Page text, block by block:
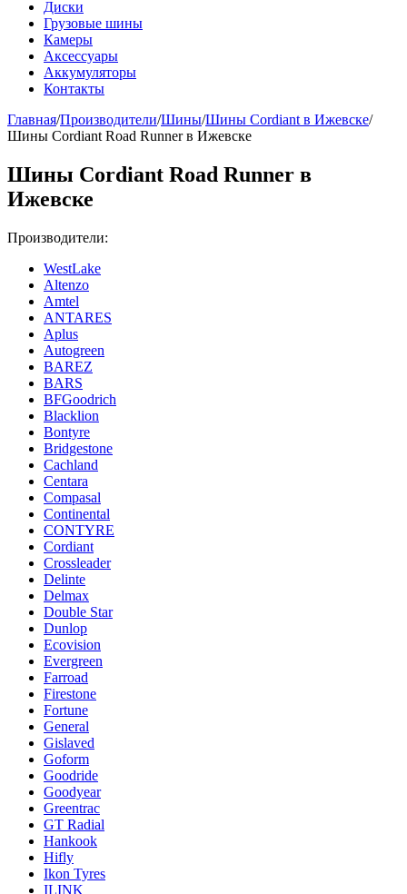
Диски
Грузовые шины
Камеры
Аксессуары
Аккумуляторы
Контакты
Главная/Производители/Шины/Шины Cordiant в Ижевске/
Шины Cordiant Road Runner в Ижевске
Шины Cordiant Road Runner в
Ижевске
Производители:
WestLake
Altenzo
Amtel
ANTARES
Aplus
Autogreen
BAREZ
BARS
BFGoodrich
Blacklion
Bontyre
Bridgestone
Cachland
Centara
Compasal
Continental
CONTYRE
Cordiant
Crossleader
Delinte
Delmax
Double Star
Dunlop
Ecovision
Evergreen
Farroad
Firestone
Fortune
General
Gislaved
Goform
Goodride
Goodyear
Greentrac
GT Radial
Hankook
Hifly
Ikon Tyres
ILINK